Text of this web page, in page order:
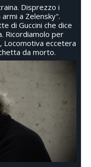
Disprezzo i
a Zelensky".
di Guccini che dice
Ricordiamolo per
Locomotiva eccetera
da morto.